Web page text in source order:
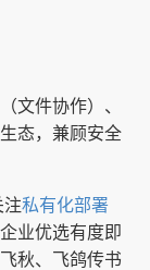
文件协作）、
态，兼顾安全
注私有化部署
业优选有度即
秋、飞鸽传书